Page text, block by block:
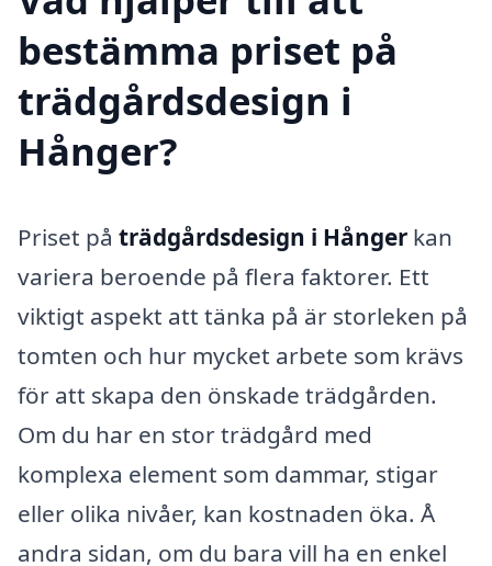
bestämma priset på
trädgårdsdesign i
Hånger?
Priset på trädgårdsdesign i Hånger kan
variera beroende på flera faktorer. Ett
viktigt aspekt att tänka på är storleken på
tomten och hur mycket arbete som krävs
för att skapa den önskade trädgården.
Om du har en stor trädgård med
komplexa element som dammar, stigar
eller olika nivåer, kan kostnaden öka. Å
andra sidan, om du bara vill ha en enkel